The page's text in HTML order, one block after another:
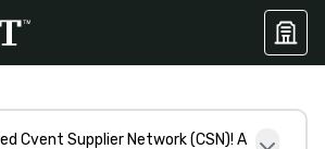
Cvent Supplier Network (CSN)! A